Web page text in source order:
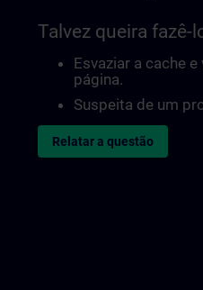
Talvez queira fazê-
Esvaziar a cache
página.
Suspeita de um
Relatar a questão